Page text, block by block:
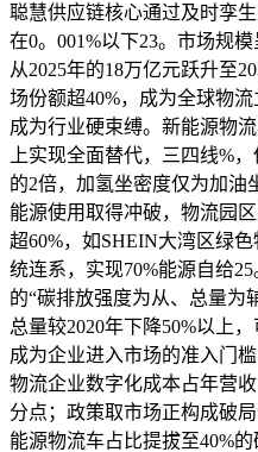
聪慧供应链核心通过及时孪
在0。001%以下23。市场规
从2025年的18万亿元跃升至
场份额超40%，成为全球物
成为行业硬束缚。新能源物
上实现全面替代，三四线%
的2倍，加氢坐密度仅为加油
能源使用取得冲破，物流园
超60%，如SHEIN大湾区绿
统连系，实现70%能源自给
的“碳排放强度为从、总量为
总量较2020年下降50%以上
成为企业进入市场的准入门
物流企业数字化成本占年营
分点；政策取市场正构成破
能源物流车占比提拔至40%